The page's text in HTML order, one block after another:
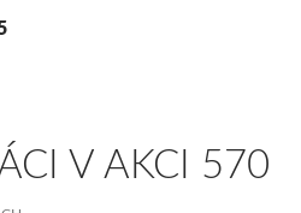
V AKCI 570